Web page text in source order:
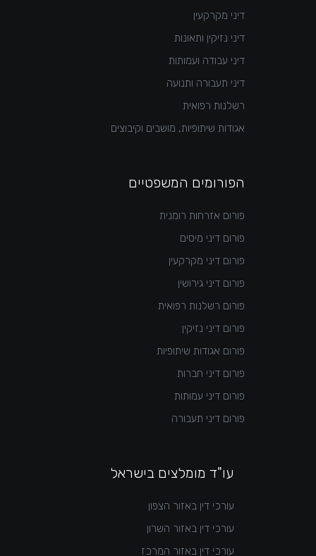
דיני מקרקעין
דיני נזיקין ותאונות
דיני עבודה ועמותות
דיני תעבורה ותנועה
רשלנות רפואית
אגודות שיתופיות, מושבים וקיבוצים
הפורומים המשפטיים
פורום אזרחות רומנית
פורום דיני מיסים
פורום דיני מקרקעין
פורום דיני גירושין
פורום רשלנות רפואית
פורום דיני נזיקין
פורום אגודות שיתופיות
פורום דיני חברות
פורום דיני עמותות
פורום דיני תעבורה
עו"ד מומלצים בישראל
עורכי דין באזור הצפון
עורכי דין באזור השרון
עורכי דין באזור המרכז